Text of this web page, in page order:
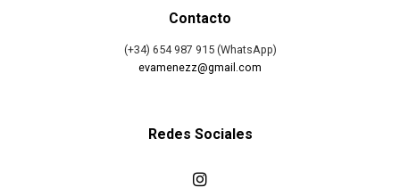
Contacto
(+34) 654 987 915 (WhatsApp)
evamenezz@gmail.com
Redes Sociales